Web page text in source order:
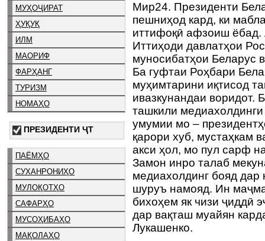
МУҲОҶИРАТ
ҲУҚУҚ
ИЛМ
МАОРИФ
ФАРҲАНГ
ТУРИЗМ
НОМАҲО
ПРЕЗИДЕНТИ ҶТ
ПАЁМҲО
СУХАНРОНИҲО
МУЛОҚОТҲО
САФАРҲО
МУСОҲИБАҲО
МАҚОЛАҲО
Мир24. Президенти
пешниҳод кард, ки
иттифоқӣ афзоиш ёбад.
Иттиҳоди давлатҳои
муносибатҳои Беларус
Ба гуфтаи Роҳбари
муҳимтарини иқтисод
ивазкунандаи воридот.
ташкили
умумии мо –
қарори хуб, мустаҳкам
акси ҳол, мо пул сарф
Замон инро талаб
медиахолдинг бояд дар
шуруъ намояд. Ин
бихоҳем як чизи ҷиддӣ
дар вақташ муайян
Лукашенко.